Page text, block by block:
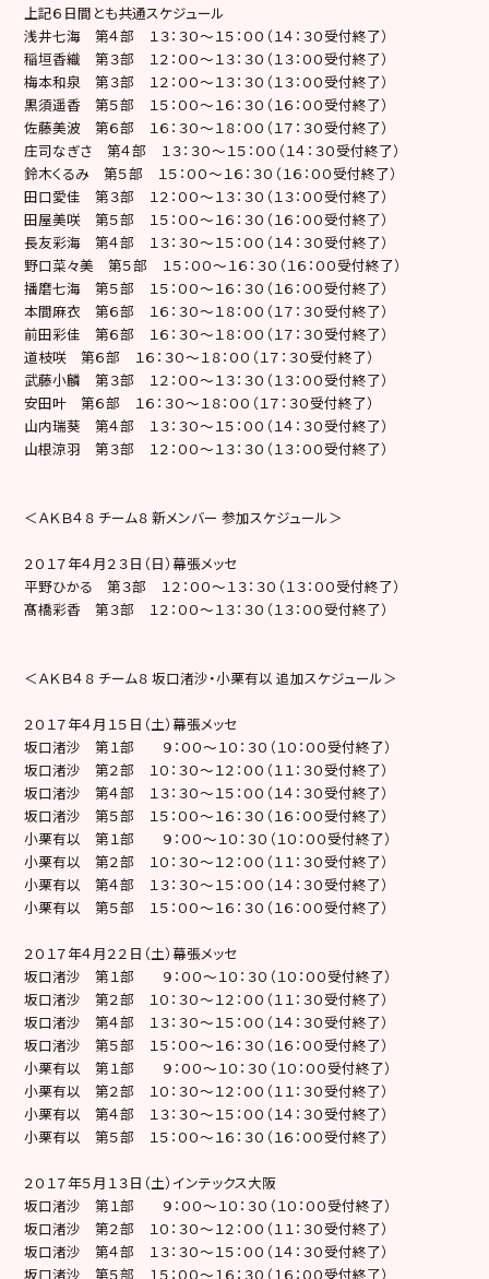
上記６日間とも共通スケジュール
浅井七海 第４部 １３：３０〜１５：００（１４：３０受付終了）
稲垣香織 第３部 １２：００〜１３：３０（１３：００受付終了）
梅本和泉 第３部 １２：００〜１３：３０（１３：００受付終了）
黒須遥香 第５部 １５：００〜１６：３０（１６：００受付終了）
佐藤美波 第６部 １６：３０〜１８：００（１７：３０受付終了）
庄司なぎさ 第４部 １３：３０〜１５：００（１４：３０受付終了）
鈴木くるみ 第５部 １５：００〜１６：３０（１６：００受付終了）
田口愛佳 第３部 １２：００〜１３：３０（１３：００受付終了）
田屋美咲 第５部 １５：００〜１６：３０（１６：００受付終了）
長友彩海 第４部 １３：３０〜１５：００（１４：３０受付終了）
野口菜々美 第５部 １５：００〜１６：３０（１６：００受付終了）
播磨七海 第５部 １５：００〜１６：３０（１６：００受付終了）
本間麻衣 第６部 １６：３０〜１８：００（１７：３０受付終了）
前田彩佳 第６部 １６：３０〜１８：００（１７：３０受付終了）
道枝咲 第６部 １６：３０〜１８：００（１７：３０受付終了）
武藤小麟 第３部 １２：００〜１３：３０（１３：００受付終了）
安田叶 第６部 １６：３０〜１８：００（１７：３０受付終了）
山内瑞葵 第４部 １３：３０〜１５：００（１４：３０受付終了）
山根涼羽 第３部 １２：００〜１３：３０（１３：００受付終了）
＜ＡＫＢ４８ チーム８ 新メンバー 参加スケジュール＞
２０１７年４月２３日（日）幕張メッセ
平野ひかる 第３部 １２：００〜１３：３０（１３：００受付終了）
髙橋彩香 第３部 １２：００〜１３：３０（１３：００受付終了）
＜ＡＫＢ４８ チーム８ 坂口渚沙・小栗有以 追加スケジュール＞
２０１７年４月１５日（土）幕張メッセ
坂口渚沙 第１部 ９：００〜１０：３０（１０：００受付終了）
坂口渚沙 第２部 １０：３０〜１２：００（１１：３０受付終了）
坂口渚沙 第４部 １３：３０〜１５：００（１４：３０受付終了）
坂口渚沙 第５部 １５：００〜１６：３０（１６：００受付終了）
小栗有以 第１部 ９：００〜１０：３０（１０：００受付終了）
小栗有以 第２部 １０：３０〜１２：００（１１：３０受付終了）
小栗有以 第４部 １３：３０〜１５：００（１４：３０受付終了）
小栗有以 第５部 １５：００〜１６：３０（１６：００受付終了）
２０１７年４月２２日（土）幕張メッセ
坂口渚沙 第１部 ９：００〜１０：３０（１０：００受付終了）
坂口渚沙 第２部 １０：３０〜１２：００（１１：３０受付終了）
坂口渚沙 第４部 １３：３０〜１５：００（１４：３０受付終了）
坂口渚沙 第５部 １５：００〜１６：３０（１６：００受付終了）
小栗有以 第１部 ９：００〜１０：３０（１０：００受付終了）
小栗有以 第２部 １０：３０〜１２：００（１１：３０受付終了）
小栗有以 第４部 １３：３０〜１５：００（１４：３０受付終了）
小栗有以 第５部 １５：００〜１６：３０（１６：００受付終了）
２０１７年５月１３日（土）インテックス大阪
坂口渚沙 第１部 ９：００〜１０：３０（１０：００受付終了）
坂口渚沙 第２部 １０：３０〜１２：００（１１：３０受付終了）
坂口渚沙 第４部 １３：３０〜１５：００（１４：３０受付終了）
坂口渚沙 第５部 １５：００〜１６：３０（１６：００受付終了）